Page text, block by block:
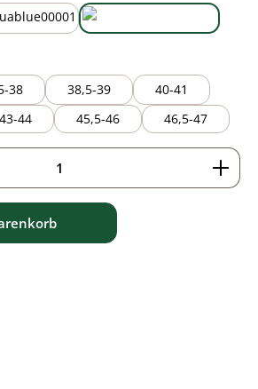
blue black
38 38,5-39
40-41
43-44 45,5-46 46,5-47
den gewünschten Wert ein